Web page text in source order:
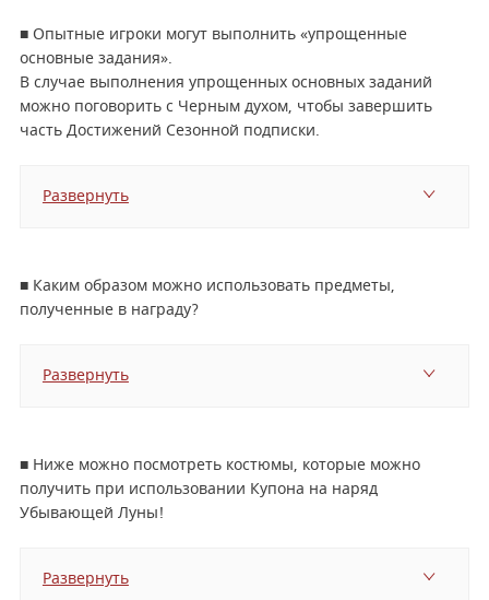
■ Опытные игроки могут выполнить «упрощенные
основные задания».
В случае выполнения упрощенных основных заданий
можно поговорить с Черным духом, чтобы завершить
часть Достижений Сезонной подписки.
Развернуть
■ Каким образом можно использовать предметы,
полученные в награду?
Развернуть
■ Ниже можно посмотреть костюмы, которые можно
получить при использовании Купона на наряд
Убывающей Луны!
Развернуть